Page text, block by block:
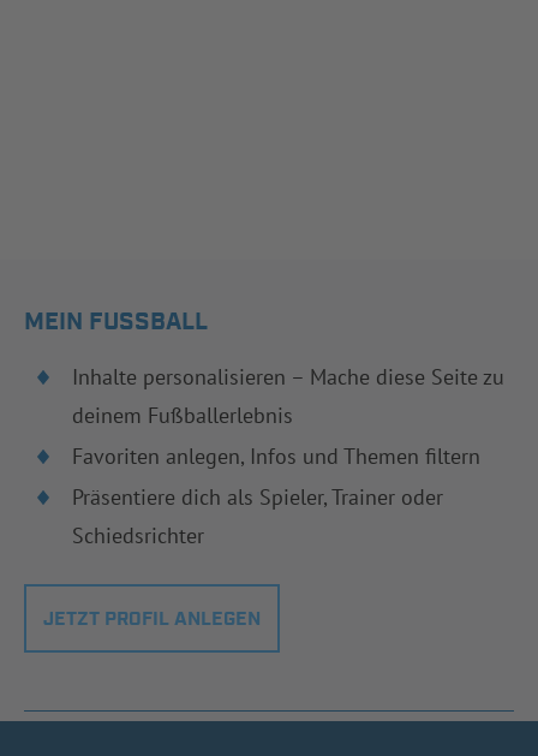
MEIN FUSSBALL
Inhalte personalisieren – Mache diese Seite zu
deinem Fußballerlebnis
Favoriten anlegen, Infos und Themen filtern
Präsentiere dich als Spieler, Trainer oder
Schiedsrichter
JETZT PROFIL ANLEGEN